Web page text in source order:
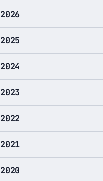
2026
2025
2024
2023
2022
2021
2020